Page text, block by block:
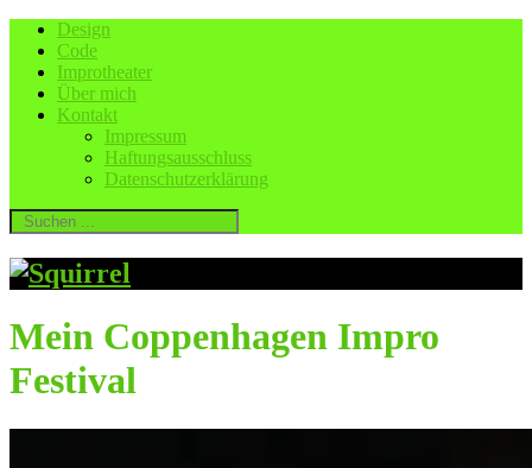
Design
Code
Improtheater
Über mich
Kontakt
Impressum
Haftungsausschluss
Datenschutzerklärung
Mein Coppenhagen Impro
Festival